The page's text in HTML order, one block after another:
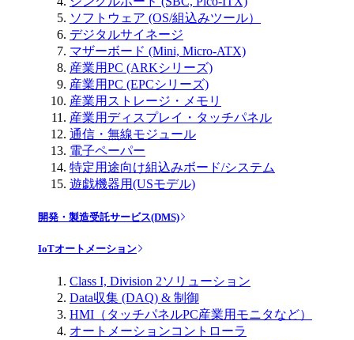
ソフトウェア (OS/組込みツール）
デジタルサイネージ
マザーボード (Mini, Micro-ATX)
産業用PC (ARKシリーズ)
産業用PC (EPCシリーズ)
産業用ストレージ・メモリ
産業用ディスプレイ・タッチパネル
通信・無線モジュール
電子ペーパー
特定用途向け組込みボード/システム
遊戯機器用(USモデル)
開発・製造受託サービス(DMS)
IoTオートメーション
Class I, Division 2ソリューション
Data収集 (DAQ) & 制御
HMI（タッチパネルPC産業用モニタなど）
オートメーションコントローラ